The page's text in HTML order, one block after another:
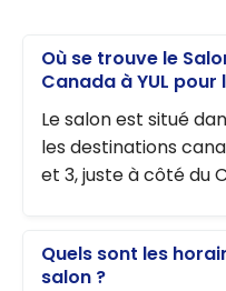
Où se trouve le
Canada à YUL
Le salon est situé
les destinations
et 3, juste à côté du
Quels sont les
salon ?